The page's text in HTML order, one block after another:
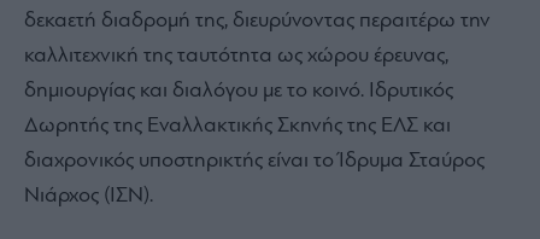
δεκαετή διαδρομή της, διευρύνοντας περαιτέρω την
καλλιτεχνική της ταυτότητα ως χώρου έρευνας,
δημιουργίας και διαλόγου με το κοινό. Ιδρυτικός
Δωρητής της Εναλλακτικής Σκηνής της ΕΛΣ και
διαχρονικός υποστηρικτής είναι το Ίδρυμα Σταύρος
Νιάρχος (ΙΣΝ).